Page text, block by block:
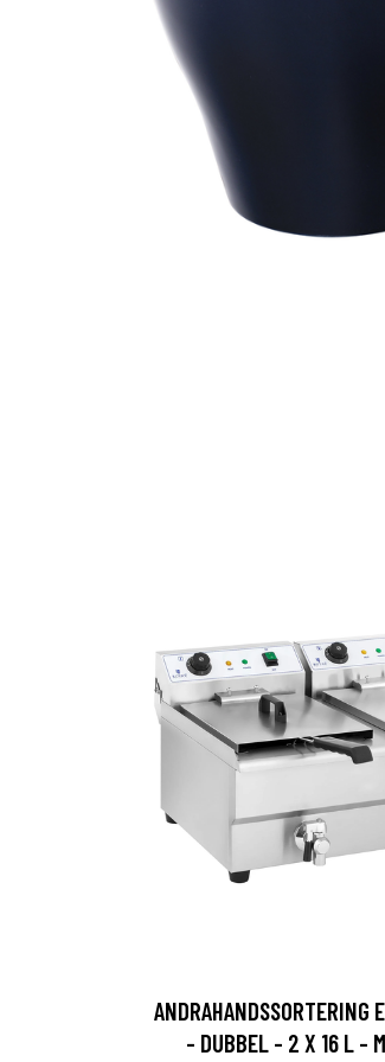
ANDRAHANDSSORTERING
- DUBBEL - 2 X 16 L -